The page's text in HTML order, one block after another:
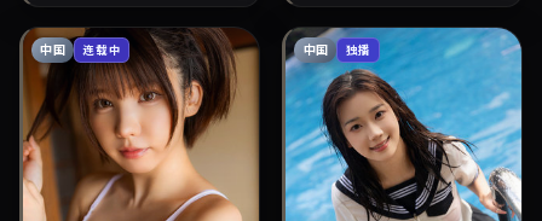
中国 连载中 中国 独播